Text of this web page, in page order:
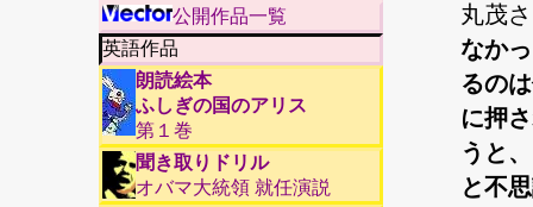
公開作品一覧
英語作品
朗読絵本
ふしぎの国のアリス
第１巻
聞き取りドリル
オバマ大統領 就任演説
丸茂
なか
るの
に押
うと
と不